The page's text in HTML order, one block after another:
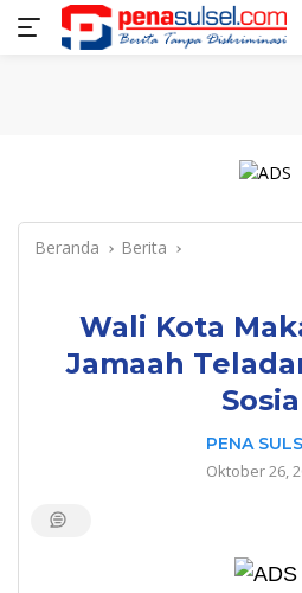
Langsung
Home Nasional Pendidikan
Beranda Berita
Wali Kota
Jamaah
PENA
Oktober 26,